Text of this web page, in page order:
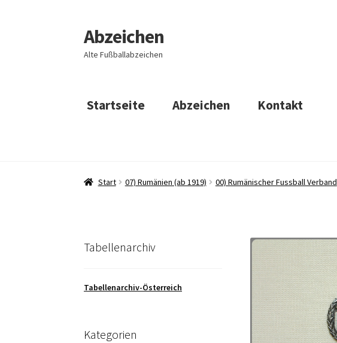
Zur
Navigation
springen
Zum
Inhalt
springen
Abzeichen
Alte Fußballabzeichen
Startseite Abzeichen Kontakt
Start 07) Rumänien (ab 1919) 00) Rumänischer Fussball Verband
Tabellenarchiv
Tabellenarchiv-Österreich
Kategorien